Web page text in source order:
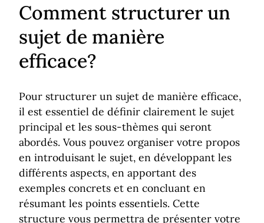
Comment structurer un
sujet de manière
efficace?
Pour structurer un sujet de manière efficace,
il est essentiel de définir clairement le sujet
principal et les sous-thèmes qui seront
abordés. Vous pouvez organiser votre propos
en introduisant le sujet, en développant les
différents aspects, en apportant des
exemples concrets et en concluant en
résumant les points essentiels. Cette
structure vous permettra de présenter votre